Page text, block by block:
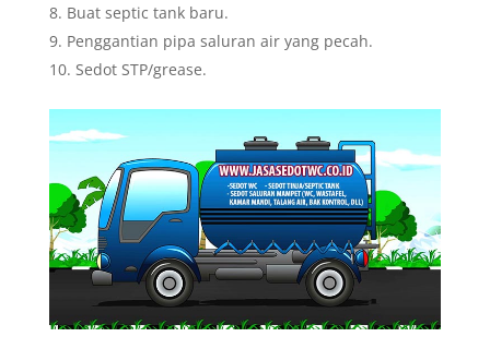
Buat septic tank baru.
Penggantian pipa saluran air yang pecah.
Sedot STP/grease.